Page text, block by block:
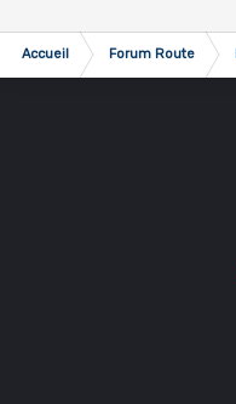
Accueil Forum Route